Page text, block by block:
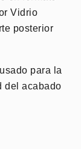
Vidrio
posterior
para la
del acabado